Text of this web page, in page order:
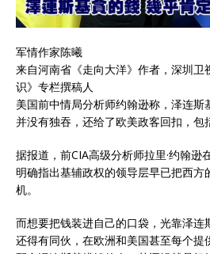
军情作家陈曦
来自河南省《走向大洋》作者，深圳卫
识》专栏撰稿人
美国前中情局分析师约翰逊称，泽连斯
并没有独吞，还给了欧美政客回扣，包
据报道，前CIA高级分析师拉里·约翰逊
明确指出基辅政权的领导层早已把西方
机。
而想要把钱装进自己的口袋，光靠泽连
还得有同伙，在欧洲和美国甚至每个提